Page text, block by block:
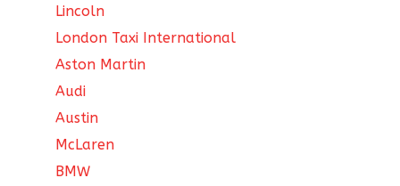
Lincoln
London Taxi International
Aston Martin
Audi
Austin
McLaren
BMW